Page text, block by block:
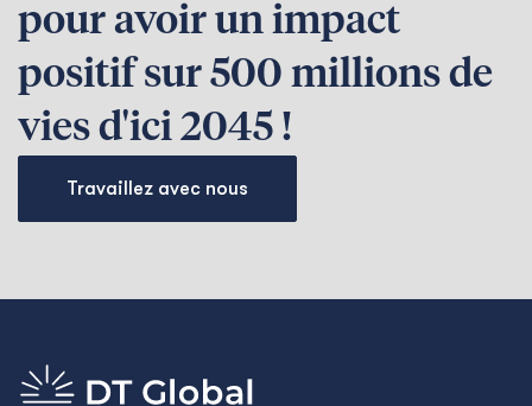
pour avoir un impact
positif sur 500 millions de
vies d'ici 2045 !
Travaillez avec nous